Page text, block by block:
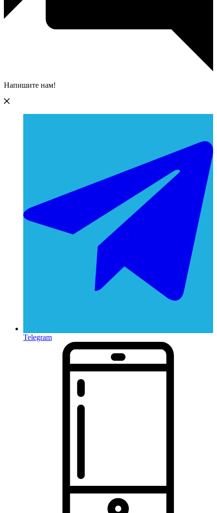
Напишите нам!
Telegram